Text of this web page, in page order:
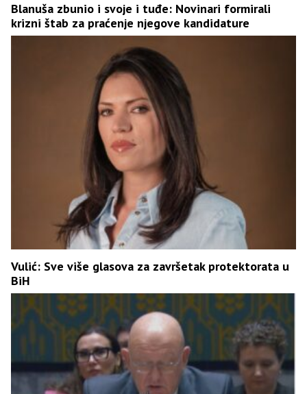
Blanuša zbunio i svoje i tuđe: Novinari formirali
krizni štab za praćenje njegove kandidature
Vulić: Sve više glasova za završetak protektorata u
BiH